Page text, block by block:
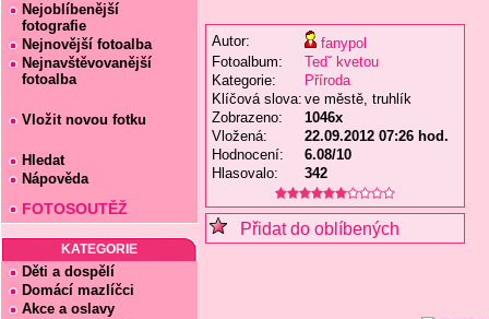
Nejoblíbenější
fotografie
Nejnovější fotoalba
Nejnavštěvovanější
fotoalba
Vložit novou fotku
Hledat
Nápověda
FOTOSOUTĚŽ
KATEGORIE
Děti a dospělí
Domácí mazlíčci
Akce a oslavy
Autor:
fanypol
Fotoalbum:
Tedˇ kvetou
Kategorie:
Příroda
Klíčová slova: ve městě, truhlík
Zobrazeno:
1046x
Vložená:
22.09.2012 07:26 hod.
Hodnocení:
6.08/10
Hlasovalo:
342
Přidat do oblíbených